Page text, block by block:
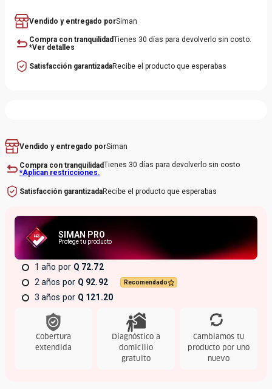
Vendido y entregado porSiman
Compra con tranquilidadTienes 30 días para devolverlo sin costo.
*Ver detalles
Satisfacción garantizadaRecibe el producto que esperabas
Vendido y entregado porSiman
Compra con tranquilidadTienes 30 días para devolverlo sin costo
*Aplican restricciones.
Satisfacción garantizadaRecibe el producto que esperabas
SIMAN PRO
Protege tu producto
1 año
Q 72.72
2 años
Q 92.92 Recomendado
3 años Q 121.20
Cobertura
extendida
Diagnóstico a
domicilio
gratuito
Cambiamos tu
producto por uno
nuevo